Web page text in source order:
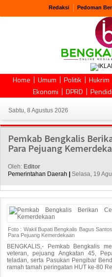
Redaksi Pedoman
Home Umum Politik Hukrim
Ekonomi
DPRD
Sabtu, 8 Agustus 2026
Pemkab Bengkalis
Para Pejuang
Oleh: Editor
Pemerintahan Daerah
Selasa, 19
Foto : Wakil Bupati Bengkalis Bagus
Para Pejuang Kemerdekaan
BENGKALIS,- Pemkab Bengkalis
veteran, pejuang Angkatan 45,
teladan, serta Pasukan Pengibar
ramah tamah peringatan HUT ke-80